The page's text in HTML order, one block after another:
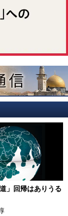
」回帰はありうる